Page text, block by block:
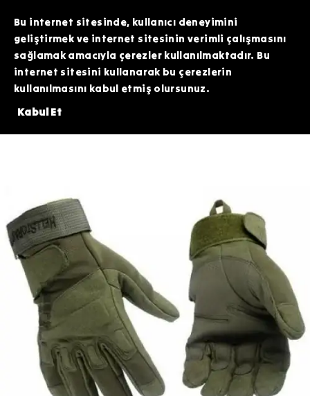
HATTIMIZDAN BİZİMLE İLETİŞİME GEÇEBİLİRSİNİZ. SİZE EN İYİ FIRSATLARI
SUNMAK İÇİN BURADAYIZ!
Bu internet sitesinde, kullanıcı deneyimini
geliştirmek ve internet sitesinin verimli çalışmasını
sağlamak amacıyla çerezler kullanılmaktadır. Bu
internet sitesini kullanarak bu çerezlerin
kullanılmasını kabul etmiş olursunuz.
Kabul Et
DEĞERİNDEKİ ARDİTİ TACTİCAL SİLİKON PATCH HEDİYE!⚠️